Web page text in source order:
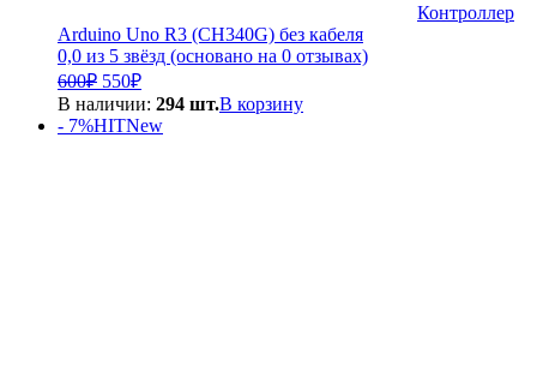
Контроллер
Arduino Uno R3 (CH340G) без кабеля
0,0 из 5 звёзд (основано на 0 отзывах)
600₽ Первоначальная
цена
составляла
550₽Текущая
цена:
550₽.
В наличии: 294 шт.В корзину
- 7%HITNew